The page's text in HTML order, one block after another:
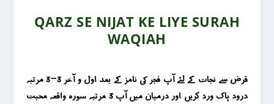
QARZ SE NIJAT KE LIYE SURAH
WAQIAH
قرض سے نجات کے لئے آپ فجر کی نامز کے بعد اول و آخر 3-3 مرتبہ
درود پاک ورد کریں اور درمیان میں آپ 3 مرتبہ سورہ واقعہ محبت